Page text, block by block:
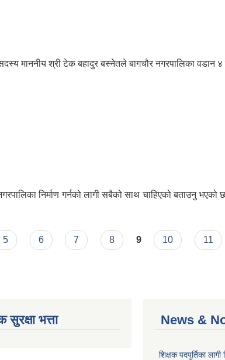
माननीय श्री टेक बहादुर बस्नेतले बागचौर नगरपालिका वडान
निर्माण गर्नको लागी सबैको साथ चाहिएको बताउनु
5 6 7 8 9 10 11
सुरक्षा भत्ता News &
शिक्षक पदपुर्तिका लागी